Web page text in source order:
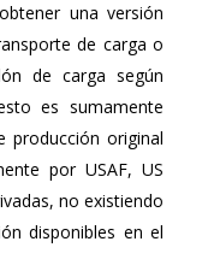
una versión
de carga o
de carga según
es sumamente
producción original
por USAF, US
no existiendo
disponibles en el